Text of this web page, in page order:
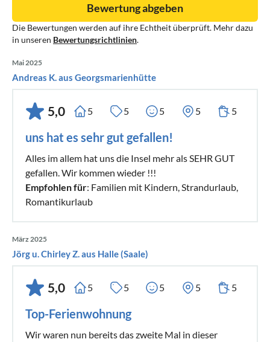
Die Bewertungen werden auf ihre Echtheit überprüft. Mehr dazu
in unseren Bewertungsrichtlinien.
Bewertung abgeben
Mai 2025
Andreas K. aus Georgsmarienhütte
5,0 5 5 5 5 5
uns hat es sehr gut gefallen!
Alles im allem hat uns die Insel mehr als SEHR GUT
gefallen. Wir kommen wieder !!!
Empfohlen für: Familien mit Kindern, Strandurlaub,
Romantikurlaub
März 2025
Jörg u. Chirley Z. aus Halle (Saale)
5,0 5 5 5 5 5
Top-Ferienwohnung
Wir waren nun bereits das zweite Mal in dieser